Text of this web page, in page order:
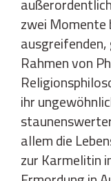
zwei
Rahmen von
ihr
allem die
zur Karmelitin